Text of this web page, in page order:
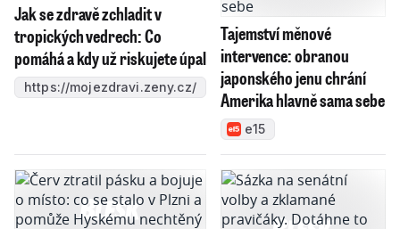
Jak se zdravě zchladit v
tropických vedrech: Co
pomáhá a kdy už riskujete úpal
https://mojezdravi.zeny.cz/
Tajemství měnové
intervence: obranou
japonského jenu chrání
Amerika hlavně sama sebe
e15